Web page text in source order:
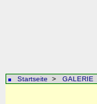
Startseite > GALERIE